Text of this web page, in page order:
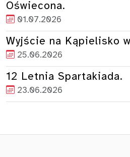
Oświecona.
01.07.2026
Wyjście na Kąpielisko
25.06.2026
12 Letnia Spartakiada.
23.06.2026